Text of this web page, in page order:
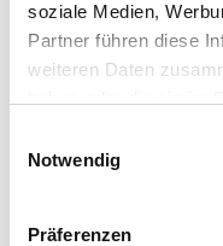
soziale Medien,
Partner führen diese
weiteren Daten
Notwendig
Präferenzen